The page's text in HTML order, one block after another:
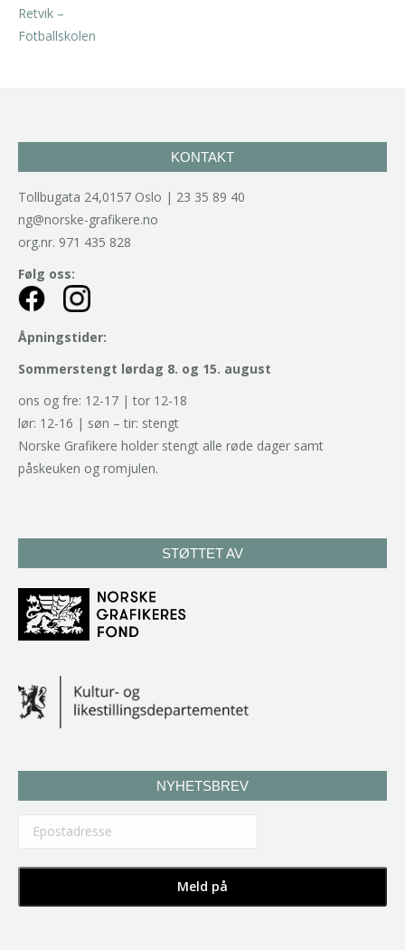
KONTAKT
Tollbugata 24,0157 Oslo | 23 35 89 40
ng@norske-grafikere.no
org.nr. 971 435 828
Følg oss:
Åpningstider:
Sommerstengt lørdag 8. og 15. august
ons og fre: 12-17 | tor 12-18
lør: 12-16 | søn – tir: stengt
Norske Grafikere holder stengt alle røde dager samt
påskeuken og romjulen.
STØTTET AV
NYHETSBREV